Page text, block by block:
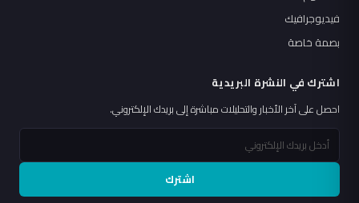
فيديوجرافيك
بصمة خاصة
اشترك في النشرة البريدية
احصل على آخر الأخبار والتحليلات مباشرة إلى بريدك الإلكتروني.
اشترك